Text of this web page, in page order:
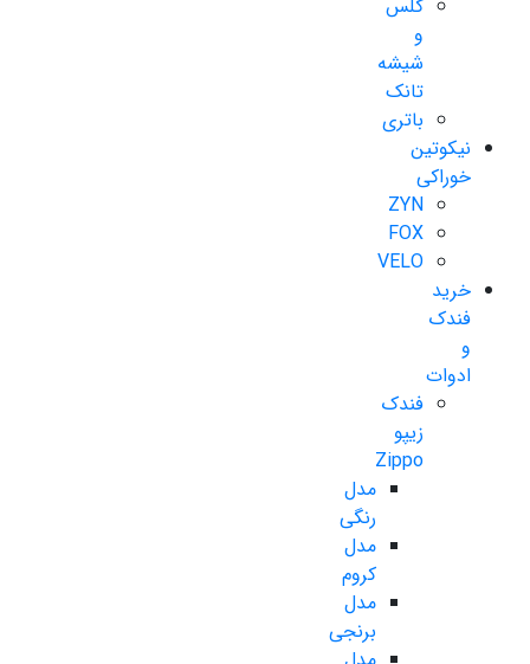
گلس
و
شیشه
تانک
باتری
نیکوتین
خوراکی
ZYN
FOX
VELO
خرید
فندک
و
ادوات
فندک
زیپو
Zippo
مدل
رنگی
مدل
کروم
مدل
برنجی